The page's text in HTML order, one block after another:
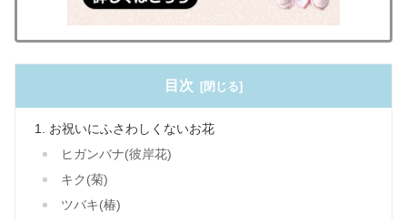
目次
お祝いにふさわしくないお花
ヒガンバナ(彼岸花)
キク(菊)
ツバキ(椿)